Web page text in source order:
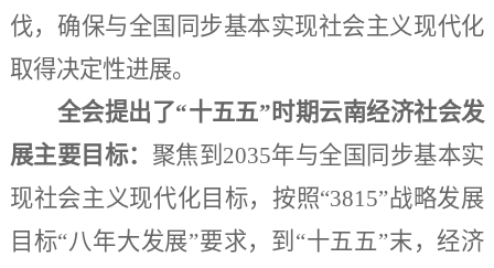
伐，确保与全国同步基本实现社会主义现代化
取得决定性进展。
全会提出了“十五五”时期云南经济社会发
展主要目标： 聚焦到 2035年与全国同步基本实
现社会主义现代化目标，按照“3815”战略发展
目标“八年大发展”要求，到“十五五”末，经济